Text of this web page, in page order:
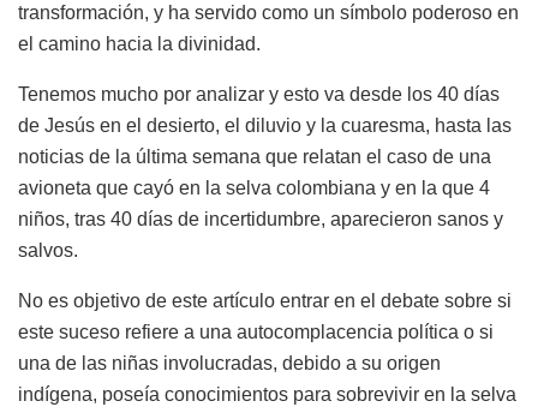
transformación, y ha servido como un símbolo poderoso en
el camino hacia la divinidad.
Tenemos mucho por analizar y esto va desde los 40 días
de Jesús en el desierto, el diluvio y la cuaresma, hasta las
noticias de la última semana que relatan el caso de una
avioneta que cayó en la selva colombiana y en la que 4
niños, tras 40 días de incertidumbre, aparecieron sanos y
salvos.
No es objetivo de este artículo entrar en el debate sobre si
este suceso refiere a una autocomplacencia política o si
una de las niñas involucradas, debido a su origen
indígena, poseía conocimientos para sobrevivir en la selva